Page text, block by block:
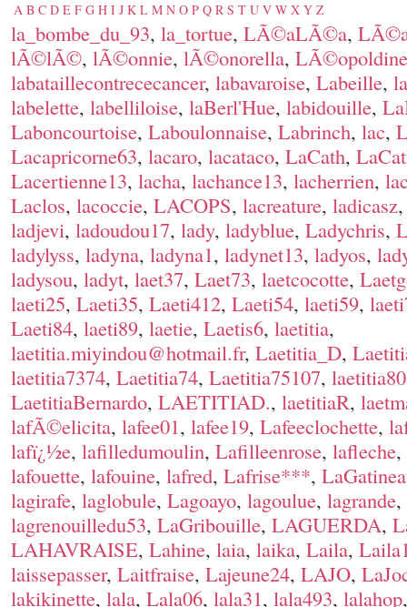
A B C D E F G H I J K L M N O P Q R S T U V W X Y Z
la_bombe_du_93, la_tortue, LÃ©aLÃ©a,
lÃ©lÃ©, lÃ©onnie, lÃ©onorella, LÃ©opoldine
labataillecontrececancer, labavaroise, Labeille,
labelette, labelliloise, laBerl'Hue, labidouille,
Laboncourtoise, Laboulonnaise, Labrinch, lac,
Lacapricorne63, lacaro, lacataco, LaCath,
Lacertienne13, lacha, lachance13, lacherrien,
Laclos, lacoccie, LACOPS, lacreature, ladicasz
ladjevi, ladoudou17, lady, ladyblue, Ladychris,
ladylyss, ladyna, ladyna1, ladynet13, ladyos,
ladysou, ladyt, laet37, Laet73, laetcocotte,
laeti25, Laeti35, Laeti412, Laeti54, laeti59,
Laeti84, laeti89, laetie, Laetis6, laetitia,
laetitia.miyindou@hotmail.fr, Laetitia_D,
laetitia7374, Laetitia74, Laetitia75107, laetitia80
LaetitiaBernardo, LAETITIAD., laetitiaR,
lafÃ©elicita, lafee01, lafee19, Lafeeclochette,
lafï¿½e, lafilledumoulin, Lafilleenrose, lafleche,
lafouette, lafouine, lafred, Lafrise***,
lagirafe, laglobule, Lagoayo, lagoulue, lagrande,
lagrenouilledu53, LaGribouille, LAGUERDA,
LAHAVRAISE, Lahine, laia, laika, Laila,
laissepasser, Laitfraise, Lajeune24, LAJO,
lakikinette, lala, Lala06, lala31, lala493, lalahop